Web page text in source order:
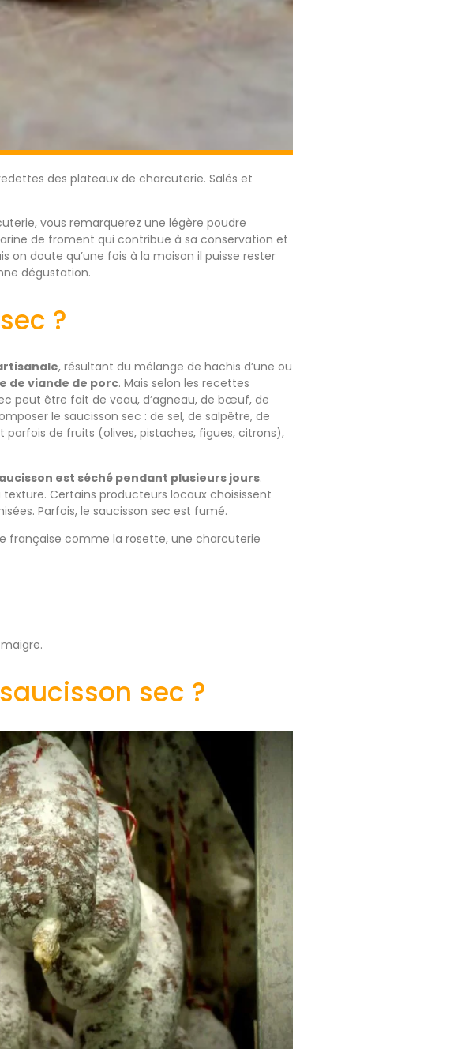
des plateaux de charcuterie. Salés et
vous remarquerez une légère poudre
de froment qui contribue à sa conservation et
on doute qu’une fois à la maison il puisse rester
dégustation.
?
, résultant du mélange de hachis d’une ou
de viande de porc. Mais selon les recettes
peut être fait de veau, d’agneau, de bœuf, de
le saucisson sec : de sel, de salpêtre, de
parfois de fruits (olives, pistaches, figues, citrons),
est séché pendant plusieurs jours.
Certains producteurs locaux choisissent
Parfois, le saucisson sec est fumé.
française comme la rosette, une charcuterie
sec ?